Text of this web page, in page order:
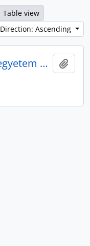
Table view
Direction: Ascending
Eötvös Loránd Tudományegyetem Levéltárának iratanyaga